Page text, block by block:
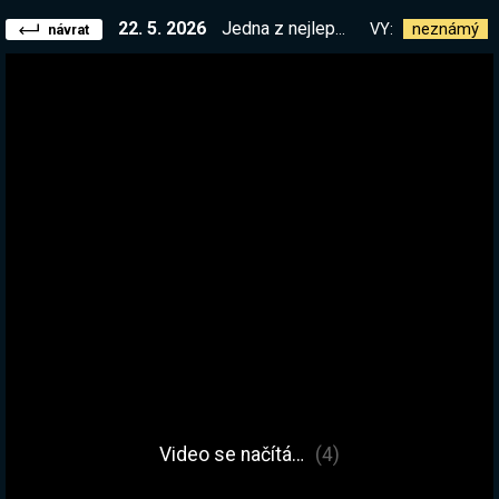
návrat 22. 5. 2026 Jedna z nejlepších karetních her za poslední dobu! VY: neznámý
Video se načítá… (4)